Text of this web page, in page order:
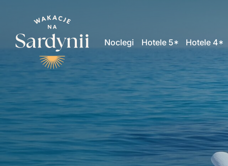
Noclegi Hotele 5* Hotele 4*